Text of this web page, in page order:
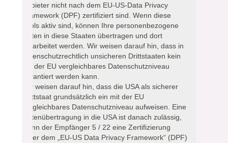
Anbieter nicht nach dem EU-US-Data Privacy
Framework (DPF) zertifiziert sind. Wenn diese
Tools aktiv sind, können Ihre personenbezogene
Daten in diese Staaten übertragen und dort
verarbeitet werden. Wir weisen darauf hin, dass in
datenschutzrechtlich unsicheren Drittstaaten kein
mit der EU vergleichbares Datenschutzniveau
garantiert werden kann.
Wir weisen darauf hin, dass die USA als sicherer
Drittstaat grundsätzlich ein mit der EU
vergleichbares Datenschutzniveau aufweisen. Eine
Datenübertragung in die USA ist danach zulässig,
wenn der Empfänger 5 / 22 eine Zertifizierung
unter dem „EU-US Data Privacy Framework“ (DPF)